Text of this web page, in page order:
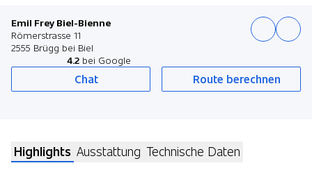
Emil Frey Biel-Bienne
Römerstrasse 11
2555 Brügg bei Biel
4.2 bei Google
Chat Route berechnen
Highlights Ausstattung Technische Daten